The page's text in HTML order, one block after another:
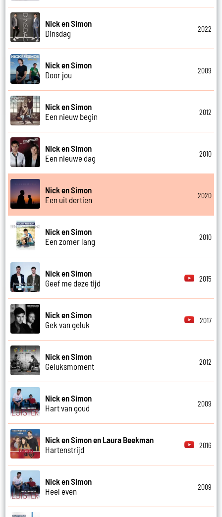
Nick en Simon
Dinsdag
2022
Nick en Simon
Door jou
2009
Nick en Simon
Een nieuw begin
2012
Nick en Simon
Een nieuwe dag
2010
Nick en Simon
Een uit dertien
2020
Nick en Simon
Een zomer lang
2010
Nick en Simon
Geef me deze tijd
2015
Nick en Simon
Gek van geluk
2017
Nick en Simon
Geluksmoment
2012
Nick en Simon
Hart van goud
2009
Nick en Simon en Laura Beekman
Hartenstrijd
2016
Nick en Simon
Heel even
2009